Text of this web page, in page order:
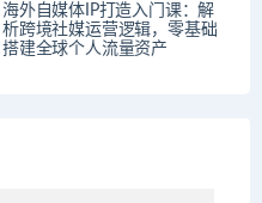
海外自媒体IP打造入门课：解
析跨境社媒运营逻辑，零基础
搭建全球个人流量资产